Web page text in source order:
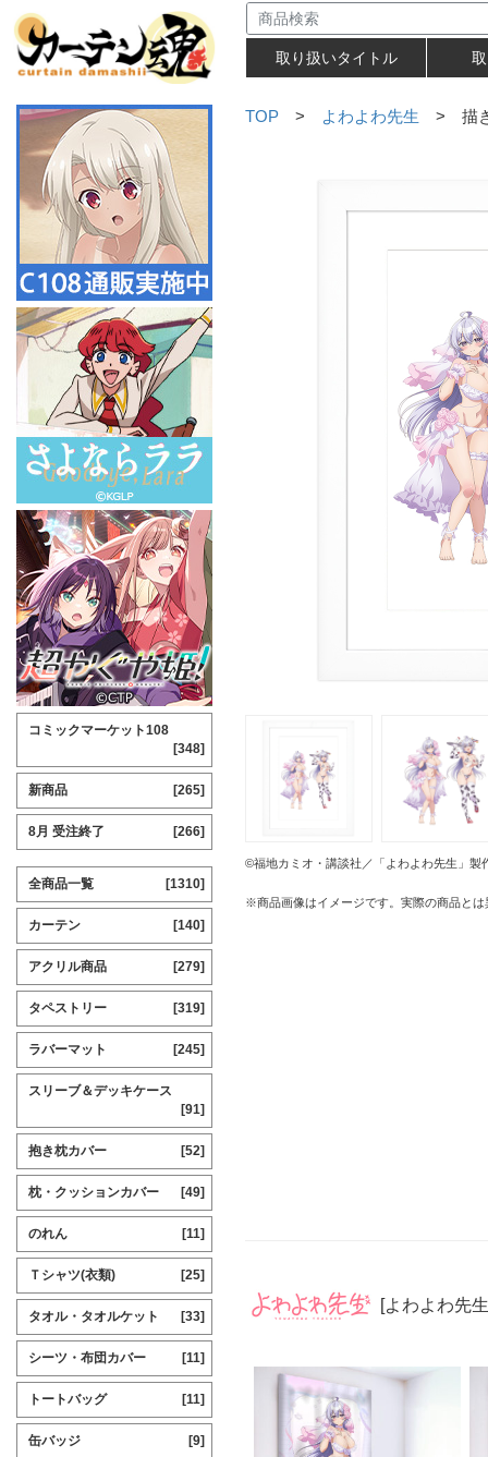
取り扱いタイトル
TOP > よわよわ先生 > 描き
©福地カミオ・講談社／「よわよわ先生」製
※商品画像はイメージです。実際の商品と
[よわよわ先
コミックマーケット108
[348]
新商品 [265]
8月 受注終了 [266]
全商品一覧 [1310]
カーテン [140]
アクリル商品 [279]
タペストリー [319]
ラバーマット [245]
スリーブ＆デッキケース
[91]
抱き枕カバー [52]
枕・クッションカバー [49]
のれん [11]
Ｔシャツ(衣類) [25]
タオル・タオルケット [33]
シーツ・布団カバー [11]
トートバッグ [11]
缶バッジ [9]